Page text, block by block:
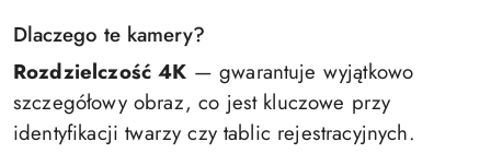
Dlaczego te kamery?
Rozdzielczość 4K — gwarantuje wyjątkowo
szczegółowy obraz, co jest kluczowe przy
identyfikacji twarzy czy tablic rejestracyjnych.